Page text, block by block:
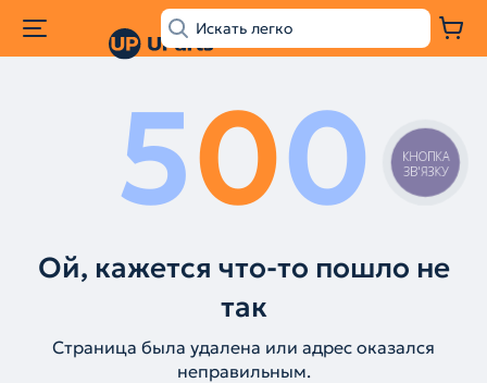
500
Ой, кажется что-то пошло не
так
Страница была удалена или адрес оказался
неправильным.
КНОПКА
ЗВ'ЯЗКУ